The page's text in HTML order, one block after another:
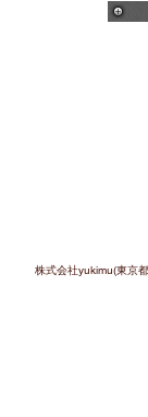
株式会社yukimu(東京